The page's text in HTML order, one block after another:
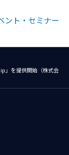
ント・セミナー
」を提供開始（株式会